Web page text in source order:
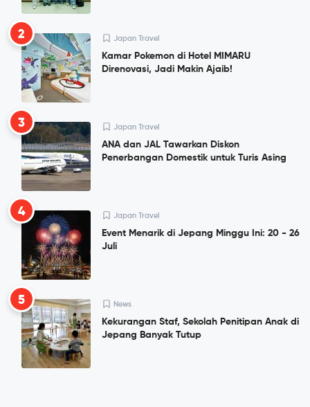
2 Japan Travel
Kamar Pokemon di Hotel MIMARU
Direnovasi, Jadi Makin Ajaib!
3 Japan Travel
ANA dan JAL Tawarkan Diskon
Penerbangan Domestik untuk Turis Asing
4 Japan Travel
Event Menarik di Jepang Minggu Ini: 20 - 26
Juli
5 News
Kekurangan Staf, Sekolah Penitipan Anak di
Jepang Banyak Tutup